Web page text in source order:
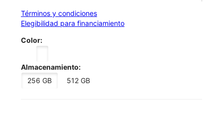
Términos y condiciones
Elegibilidad para financiamiento
Color:
Almacenamiento:
256 GB
512 GB